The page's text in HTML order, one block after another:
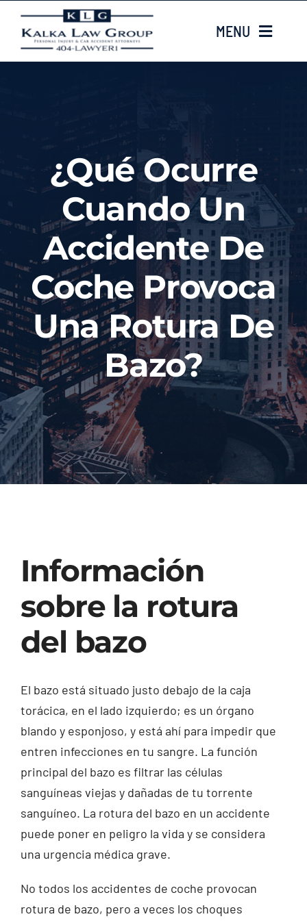
content
MENU
CASE TYPES
Case Results
LOCATIONS
Contacta con nosotros
Injured? Call
(404) 529-9371
¿Qué Ocurre
Cuando Un
Accidente De
Coche Provoca
Una Rotura De
Bazo?
Información
sobre la rotura
del bazo
El bazo está situado justo debajo de la caja
torácica, en el lado izquierdo; es un órgano
blando y esponjoso, y está ahí para impedir que
entren infecciones en tu sangre. La función
principal del bazo es filtrar las células
sanguíneas viejas y dañadas de tu torrente
sanguíneo. La rotura del bazo en un accidente
puede poner en peligro la vida y se considera
una urgencia médica grave.
No todos los accidentes de coche provocan
rotura de bazo, pero a veces los choques